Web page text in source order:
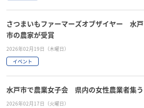
さつまいもファーマーズオブザイヤー 水戸
市の農家が受賞
2026年02月19日（木曜日）
イベント
水戸市で農業女子会 県内の女性農業者集う
2026年02月17日（火曜日）